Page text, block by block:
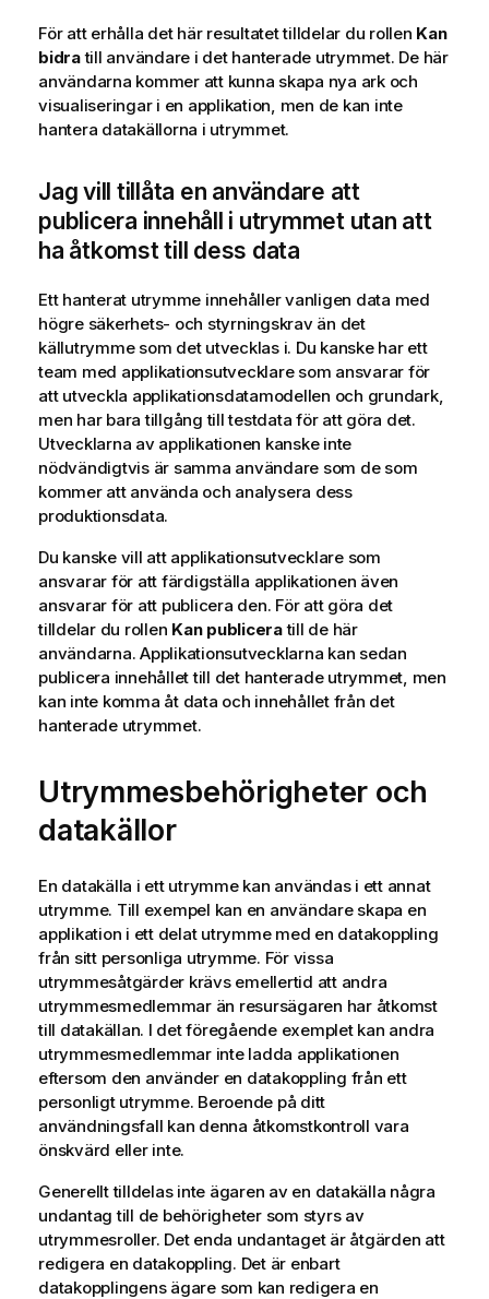
För att erhålla det här resultatet tilldelar du rollen Kan
bidratill användare i det hanterade utrymmet. De här
användarna kommer att kunna skapa nya ark och
visualiseringar i en applikation, men de kan inte
hantera datakällorna i utrymmet.
Jag vill tillåta en användare att
publicera innehåll i utrymmet utan att
ha åtkomst till dess data
Ett hanterat utrymme innehåller vanligen data med
högre säkerhets- och styrningskrav än det
källutrymme som det utvecklas i. Du kanske har ett
team med applikationsutvecklare som ansvarar för
att utveckla applikationsdatamodellen och grundark,
men har bara tillgång till testdata för att göra det.
Utvecklarna av applikationen kanske inte
nödvändigtvis är samma användare som de som
kommer att använda och analysera dess
produktionsdata.
Du kanske vill att applikationsutvecklare som
ansvarar för att färdigställa applikationen även
ansvarar för att publicera den. För att göra det
tilldelar du rollen Kan publiceratill de här
användarna. Applikationsutvecklarna kan sedan
publicera innehållet till det hanterade utrymmet, men
kan inte komma åt data och innehållet från det
hanterade utrymmet.
Utrymmesbehörigheter och
datakällor
En datakälla i ett utrymme kan användas i ett annat
utrymme. Till exempel kan en användare skapa en
applikation i ett delat utrymme med en datakoppling
från sitt personliga utrymme. För vissa
utrymmesåtgärder krävs emellertid att andra
utrymmesmedlemmar än resursägaren har åtkomst
till datakällan. I det föregående exemplet kan andra
utrymmesmedlemmar inte ladda applikationen
eftersom den använder en datakoppling från ett
personligt utrymme. Beroende på ditt
användningsfall kan denna åtkomstkontroll vara
önskvärd eller inte.
Generellt tilldelas inte ägaren av en datakälla några
undantag till de behörigheter som styrs av
utrymmesroller. Det enda undantaget är åtgärden att
redigera en datakoppling. Det är enbart
datakopplingens ägare som kan redigera en